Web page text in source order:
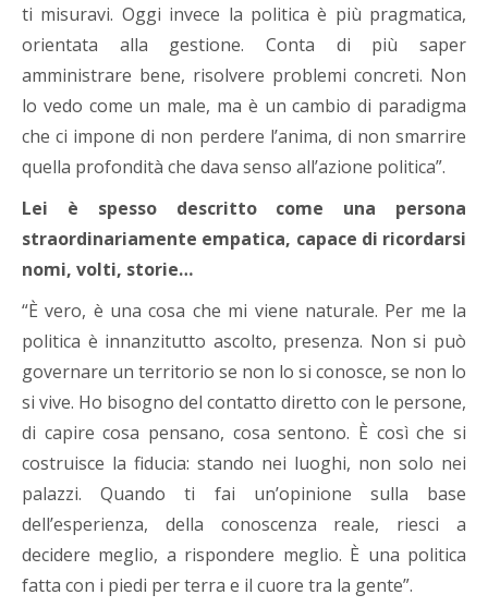
ti misuravi. Oggi invece la politica è più pragmatica,
orientata alla gestione. Conta di più saper
amministrare bene, risolvere problemi concreti. Non
lo vedo come un male, ma è un cambio di paradigma
che ci impone di non perdere l’anima, di non smarrire
quella profondità che dava senso all’azione politica”.
Lei è spesso descritto come una persona
straordinariamente empatica, capace di ricordarsi
nomi, volti, storie…
“È vero, è una cosa che mi viene naturale. Per me la
politica è innanzitutto ascolto, presenza. Non si può
governare un territorio se non lo si conosce, se non lo
si vive. Ho bisogno del contatto diretto con le persone,
di capire cosa pensano, cosa sentono. È così che si
costruisce la fiducia: stando nei luoghi, non solo nei
palazzi. Quando ti fai un’opinione sulla base
dell’esperienza, della conoscenza reale, riesci a
decidere meglio, a rispondere meglio. È una politica
fatta con i piedi per terra e il cuore tra la gente”.